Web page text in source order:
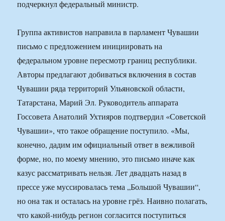
подчеркнул федеральный министр.
Группа активистов направила в парламент Чувашии
письмо с предложением инициировать на
федеральном уровне пересмотр границ республики.
Авторы предлагают добиваться включения в состав
Чувашии ряда территорий Ульяновской области,
Татарстана, Марий Эл. Руководитель аппарата
Госсовета Анатолий Ухтияров подтвердил «Советской
Чувашии», что такое обращение поступило. «Мы,
конечно, дадим им официальный ответ в вежливой
форме, но, по моему мнению, это письмо иначе как
казус рассматривать нельзя. Лет двадцать назад в
прессе уже муссировалась тема „Большой Чувашии“,
но она так и осталась на уровне грёз. Наивно полагать,
что какой-нибудь регион согласится поступиться